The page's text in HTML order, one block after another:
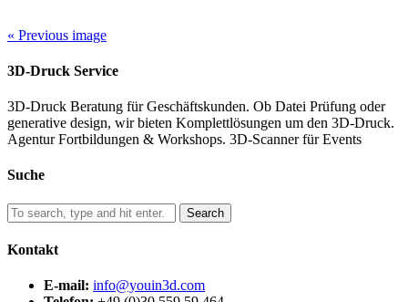
Belueftungsystem-
Prototyp-
1
« Previous image
3D-Druck Service
3D-Druck Beratung für Geschäftskunden. Ob Datei Prüfung oder
generative design, wir bieten Komplettlösungen um den 3D-Druck.
Agentur Fortbildungen & Workshops. 3D-Scanner für Events
Suche
Search
Kontakt
E-mail: info@youin3d.com